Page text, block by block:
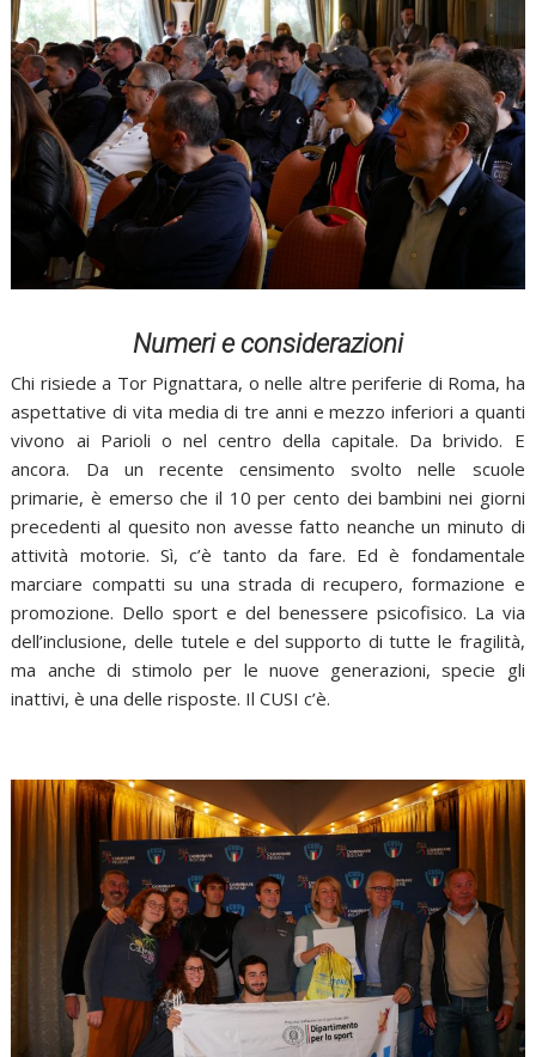
Numeri e considerazioni
Chi risiede a Tor Pignattara, o nelle altre periferie di Roma, ha
aspettative di vita media di tre anni e mezzo inferiori a quanti
vivono ai Parioli o nel centro della capitale. Da brivido. E
ancora. Da un recente censimento svolto nelle scuole
primarie, è emerso che il 10 per cento dei bambini nei giorni
precedenti al quesito non avesse fatto neanche un minuto di
attività motorie. Sì, c’è tanto da fare. Ed è fondamentale
marciare compatti su una strada di recupero, formazione e
promozione. Dello sport e del benessere psicofisico. La via
dell’inclusione, delle tutele e del supporto di tutte le fragilità,
ma anche di stimolo per le nuove generazioni, specie gli
inattivi, è una delle risposte. Il CUSI c’è.